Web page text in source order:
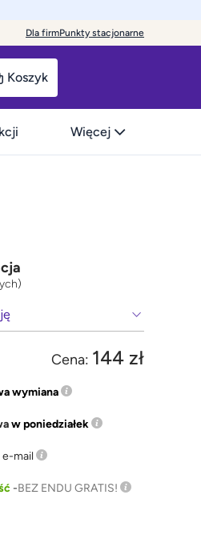
Dla firmPunkty stacjonarne
Koszyk
Więcej
Cena: 144 zł
wymiana
w poniedziałek
e-mail
-BEZ ENDU GRATIS!